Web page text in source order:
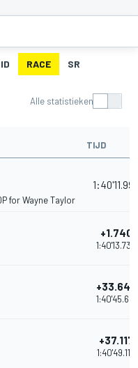
RACE SR
Alle statistieken
TIJD
for Wayne Taylor
+1.740
1:40'13.738
+33.643
1:40'45.641
+37.117
1:40'49.115